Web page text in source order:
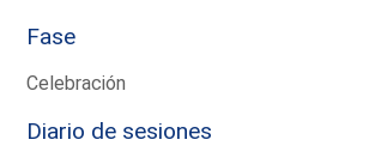
Fase
Celebración
Diario de sesiones